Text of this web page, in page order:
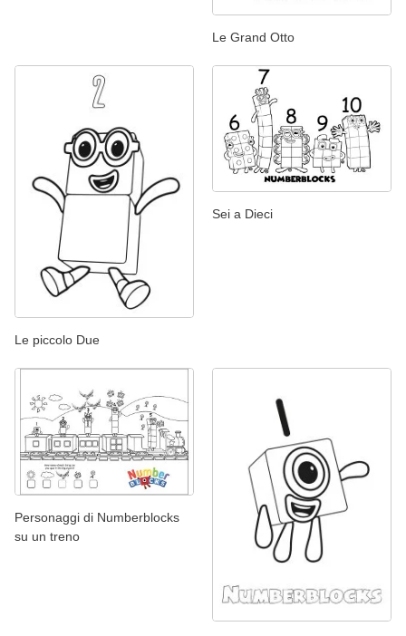
Le Grand Otto
Le piccolo Due
Sei a Dieci
Personaggi di Numberblocks
su un treno